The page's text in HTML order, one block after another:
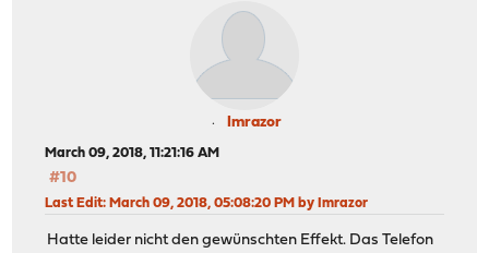
Imrazor
March 09, 2018, 11:21:16 AM
#10
Last Edit: March 09, 2018, 05:08:20 PM by Imrazor
Hatte leider nicht den gewünschten Effekt. Das Telefon